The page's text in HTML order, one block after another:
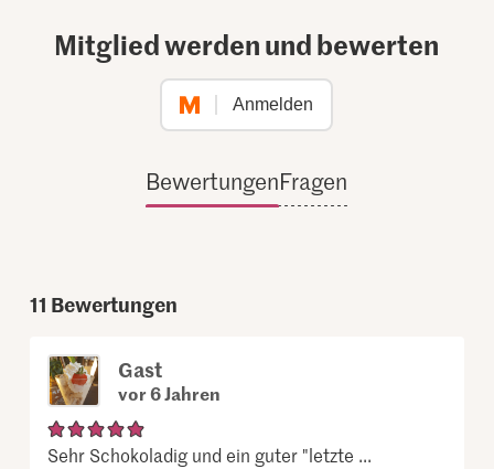
Mitglied werden und bewerten
Anmelden
BewertungenFragen
11 Bewertungen
Gast
vor 6 Jahren
Sehr Schokoladig und ein guter "letzte ...